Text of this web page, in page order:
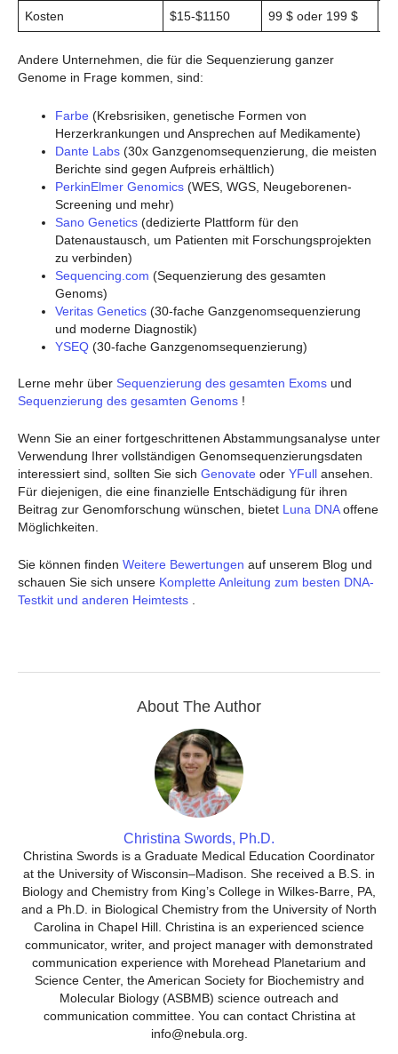
Kosten $15-$1150 99 $ oder 199 $
Andere Unternehmen, die für die Sequenzierung ganzer
Genome in Frage kommen, sind:
Farbe (Krebsrisiken, genetische Formen von
Herzerkrankungen und Ansprechen auf Medikamente)
Dante Labs (30x Ganzgenomsequenzierung, die meisten
Berichte sind gegen Aufpreis erhältlich)
PerkinElmer Genomics (WES, WGS, Neugeborenen-
Screening und mehr)
Sano Genetics (dedizierte Plattform für den
Datenaustausch, um Patienten mit Forschungsprojekten
zu verbinden)
Sequencing.com (Sequenzierung des gesamten
Genoms)
Veritas Genetics (30-fache Ganzgenomsequenzierung
und moderne Diagnostik)
YSEQ (30-fache Ganzgenomsequenzierung)
Lerne mehr über Sequenzierung des gesamten Exoms und
Sequenzierung des gesamten Genoms !
Wenn Sie an einer fortgeschrittenen Abstammungsanalyse unter
Verwendung Ihrer vollständigen Genomsequenzierungsdaten
interessiert sind, sollten Sie sich Genovate oder YFull ansehen.
Für diejenigen, die eine finanzielle Entschädigung für ihren
Beitrag zur Genomforschung wünschen, bietet Luna DNAoffene
Möglichkeiten.
Sie können finden Weitere Bewertungen auf unserem Blog und
schauen Sie sich unsere Komplette Anleitung zum besten DNA-
Testkit und anderen Heimtests .
About The Author
Christina Swords, Ph.D.
Christina Swords is a Graduate Medical Education Coordinator
at the University of Wisconsin–Madison. She received a B.S. in
Biology and Chemistry from King’s College in Wilkes-Barre, PA,
and a Ph.D. in Biological Chemistry from the University of North
Carolina in Chapel Hill. Christina is an experienced science
communicator, writer, and project manager with demonstrated
communication experience with Morehead Planetarium and
Science Center, the American Society for Biochemistry and
Molecular Biology (ASBMB) science outreach and
communication committee. You can contact Christina at
info@nebula.org.